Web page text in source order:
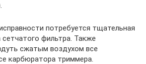
потребуется тщательная
фильтра. Также
сжатым воздухом все
карбюратора триммера.